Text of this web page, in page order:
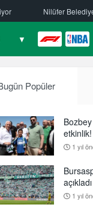
ayrılık
▼ F1 NBA
Popüler
etkinlik!
1 yıl
açıkladı
1 yıl